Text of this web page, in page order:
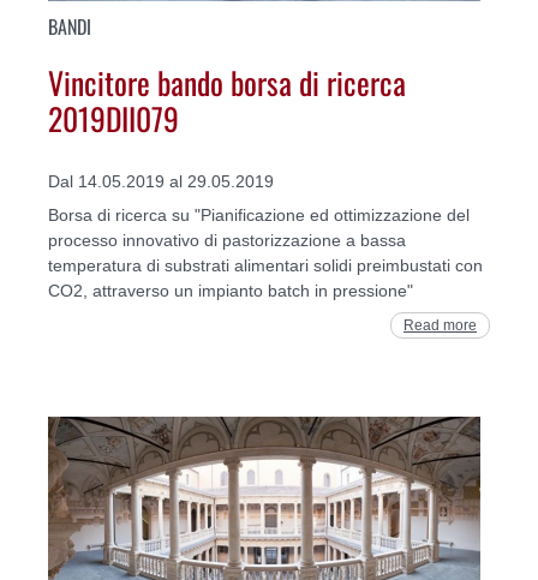
BANDI
Vincitore bando borsa di ricerca
2019DII079
Dal 14.05.2019 al 29.05.2019
Borsa di ricerca su "Pianificazione ed ottimizzazione del
processo innovativo di pastorizzazione a bassa
temperatura di substrati alimentari solidi preimbustati con
CO2, attraverso un impianto batch in pressione"
Read more